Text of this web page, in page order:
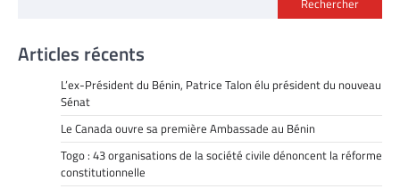
Rechercher
Articles récents
L’ex-Président du Bénin, Patrice Talon élu président du nouveau
Sénat
Le Canada ouvre sa première Ambassade au Bénin
Togo : 43 organisations de la société civile dénoncent la réforme
constitutionnelle